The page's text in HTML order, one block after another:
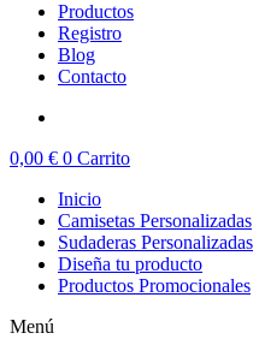
Productos
Registro
Blog
Contacto
0,00 € 0 Carrito
Inicio
Camisetas Personalizadas
Sudaderas Personalizadas
Diseña tu producto
Productos Promocionales
Menú